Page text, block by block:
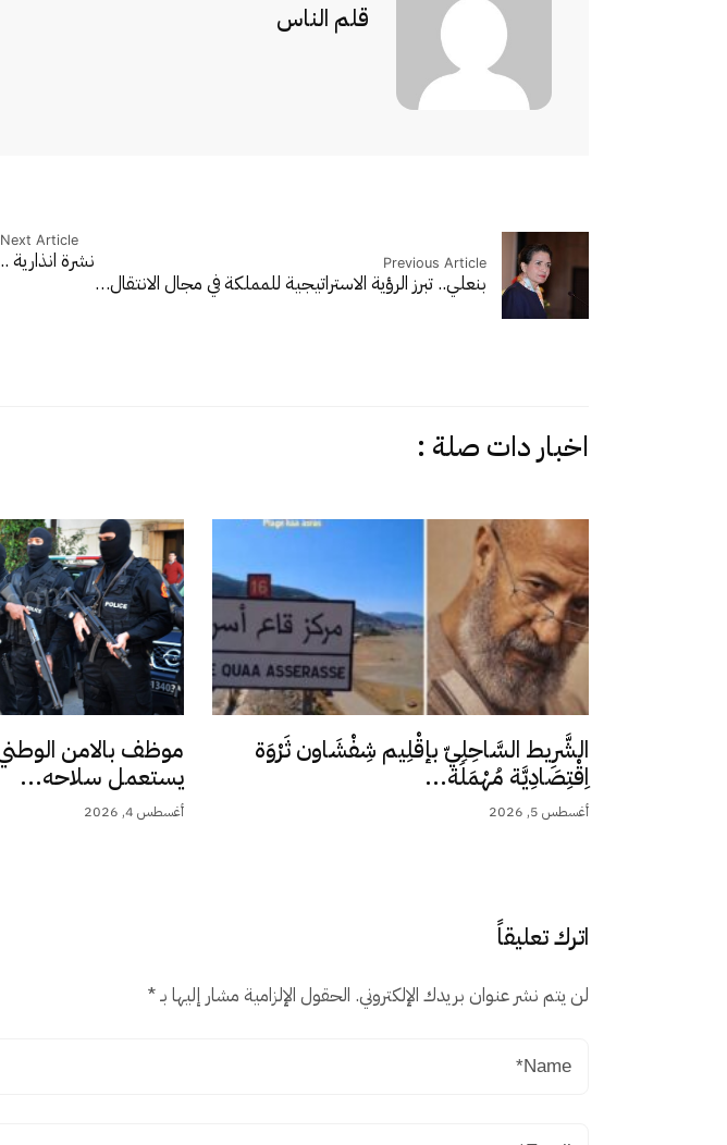
قلم الناس
Previous Article
بنعلي.. تبرز الرؤية الاستراتيجية للمملكة في مجال الانتقال…
Next Article
نشرة انذارية ..
اخبار دات صلة :
الشَّرِيط السَّاحِلِيّ بإقْلِيم شِفْشَاون ثَرْوَة
اِقْتِصَادِيَّة مُهْمَلَة...
أغسطس 5, 2026
موظف بالامن
يستعمل سلاحه...
أغسطس 4, 2026
اترك تعليقاً
لن يتم نشر عنوان بريدك الإلكتروني. الحقول الإلزامية مشار إليها بـ*